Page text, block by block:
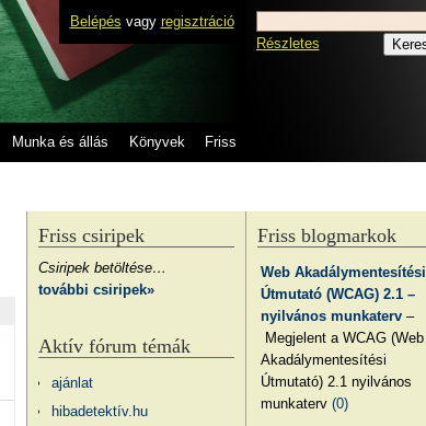
Belépés vagy regisztráció
Munka és állás Könyvek Friss
Részletes
Friss blogmarkok
Web Akadálymentesítési
Útmutató (WCAG) 2.1 –
nyilvános munkaterv –
Megjelent a WCAG (Web
Akadálymentesítési
Útmutató) 2.1 nyilvános
munkaterv(0)
Friss csiripek
Csiripek betöltése…
további csiripek»
Aktív fórum témák
ajánlat
hibadetektív.hu